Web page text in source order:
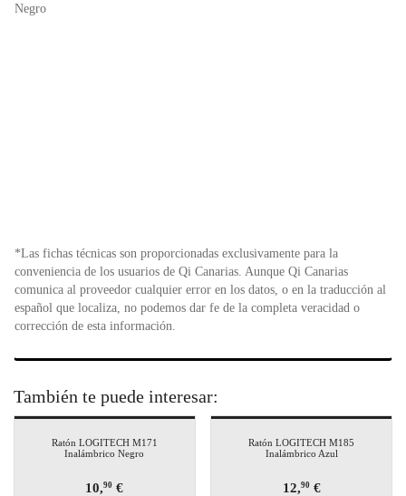
Negro
*Las fichas técnicas son proporcionadas exclusivamente para la
conveniencia de los usuarios de Qi Canarias. Aunque Qi Canarias
comunica al proveedor cualquier error en los datos, o en la traducción al
español que localiza, no podemos dar fe de la completa veracidad o
corrección de esta información.
También te puede interesar:
Ratón LOGITECH M171
Inalámbrico Negro
10,90 €
Ratón LOGITECH M185
Inalámbrico Azul
12,90€